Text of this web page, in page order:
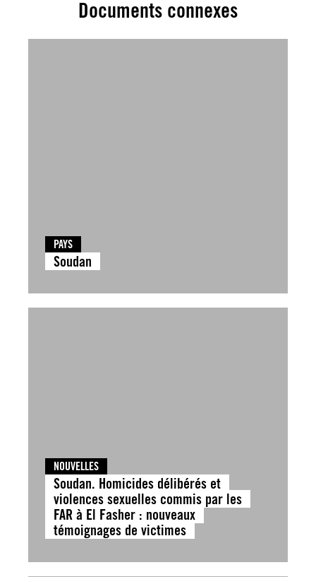
Documents connexes
PAYS
Soudan
NOUVELLES
Soudan. Homicides délibérés et
violences sexuelles commis par les
FAR à El Fasher : nouveaux
témoignages de victimes